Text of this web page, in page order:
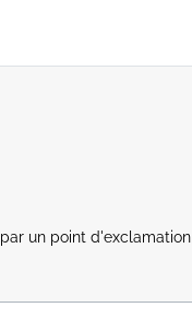
un point d'exclamation